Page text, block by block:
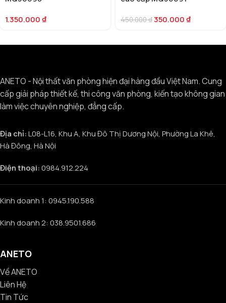
1.350.000₫ 450.000₫350.000₫
ANETO - Nội thất văn phòng hiện đại hàng đầu Việt Nam. Cung
cấp giải pháp thiết kế, thi công văn phòng, kiến tạo không gian
làm việc chuyên nghiệp, đẳng cấp.
Địa chỉ:L08-L16, Khu A, Khu Đô Thị Dương Nội, Phường La Khê,
Hà Đông, Hà Nội
Điện thoại:0984.912.224
Kinh doanh 1: 0945.190.588
Kinh doanh 2: 038.9501.686
ANETO
Về ANETO
Liên Hệ
Tin Tức